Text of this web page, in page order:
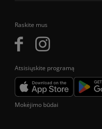
Raskite mus
Atsisiųskite programą
Mokėjimo būdai